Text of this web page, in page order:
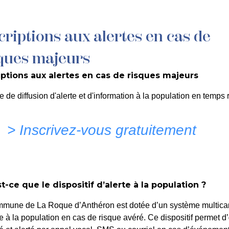
QUOTIDIEN DÉCOUVRIR LA ROQUE
AUTORISATION
– ÉTALAGE
aux alertes en cas de
majeurs
aux alertes en cas de risques majeurs
de diffusion d'alerte et d'information à la population en temps
> Inscrivez-vous gratuitement
ce que le dispositif d’alerte à la population ?
de La Roque d’Anthéron est dotée d’un système
à la population en cas de risque avéré. Ce dispositif permet